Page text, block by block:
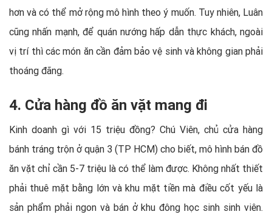
hơn và có thể mở rộng mô hình theo ý muốn. Tuy nhiên, Luân
cũng nhấn mạnh, để quán nướng hấp dẫn thực khách, ngoài
vị trí thì các món ăn cần đảm bảo vệ sinh và không gian phải
thoáng đãng.
4. Cửa hàng đồ ăn vặt mang đi
Kinh doanh gì với 15 triệu đồng? Chú Viên, chủ cửa hàng
bánh tráng trộn ở quận 3 (TP HCM) cho biết, mô hình bán đồ
ăn vặt chỉ cần 5-7 triệu là có thể làm được. Không nhất thiết
phải thuê mặt bằng lớn và khu mặt tiền mà điều cốt yếu là
sản phẩm phải ngon và bán ở khu đông học sinh sinh viên.